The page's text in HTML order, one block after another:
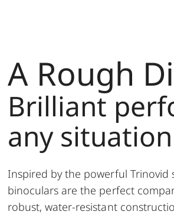
A Rough
Brilliant
any situation
Inspired by the powerful Trinovid
binoculars are the perfect
robust, water-resistant